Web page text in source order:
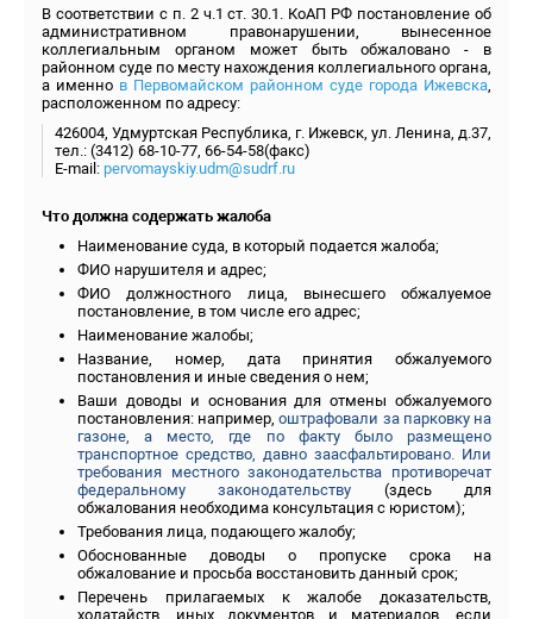
В соответствии с п. 2 ч.1 ст. 30.1. КоАП РФ постановление об
административном правонарушении, вынесенное
коллегиальным органом может быть обжаловано - в
районном суде по месту нахождения коллегиального органа,
а именно в Первомайском районном суде города Ижевска,
расположенном по адресу:
426004, Удмуртская Республика, г. Ижевск, ул. Ленина, д.37,
тел.: (3412) 68-10-77, 66-54-58(факс)
E-mail: pervomayskiy.udm@sudrf.ru
Что должна содержать жалоба
Наименование суда, в который подается жалоба;
ФИО нарушителя и адрес;
ФИО должностного лица, вынесшего обжалуемое
постановление, в том числе его адрес;
Наименование жалобы;
Название, номер, дата принятия обжалуемого
постановления и иные сведения о нем;
Ваши доводы и основания для отмены обжалуемого
постановления: например, оштрафовали за парковку на
газоне, а место, где по факту было размещено
транспортное средство, давно заасфальтировано. Или
требования местного законодательства противоречат
федеральному законодательству (здесь для
обжалования необходима консультация с юристом);
Требования лица, подающего жалобу;
Обоснованные доводы о пропуске срока на
обжалование и просьба восстановить данный срок;
Перечень прилагаемых к жалобе доказательств,
ходатайств, иных документов и материалов, если